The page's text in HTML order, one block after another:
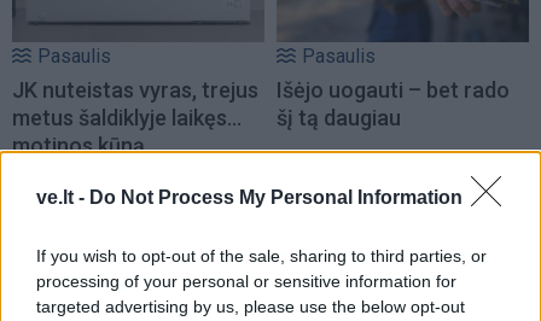
ve.lt - Do Not Process My Personal Information
If you wish to opt-out of the sale, sharing to third parties, or
processing of your personal or sensitive information for
targeted advertising by us, please use the below opt-out
Pasaulis
JK nuteistas vyras, trejus
metus šaldiklyje laikęs...
motinos kūną
Pasaulis
Išėjo uogauti – bet rado
šį tą daugiau